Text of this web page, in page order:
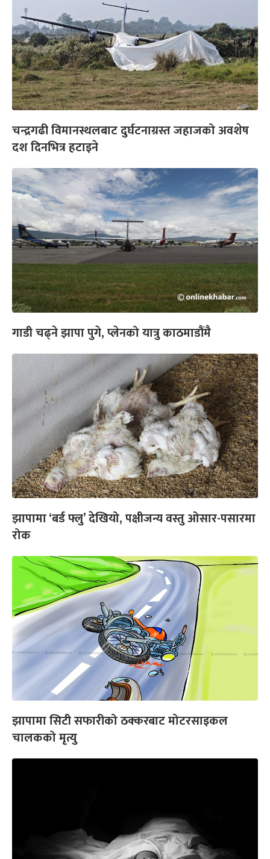
चन्द्रगढी विमानस्थलबाट दुर्घटनाग्रस्त जहाजको अवशेष
दश दिनभित्र हटाइने
गाडी चढ्ने झापा पुगे, प्लेनको यात्रु काठमाडौंमै
झापामा ‘बर्ड फ्लु’ देखियो, पक्षीजन्य वस्तु ओसार-पसारमा
रोक
झापामा सिटी सफारीको ठक्करबाट मोटरसाइकल
चालकको मृत्यु